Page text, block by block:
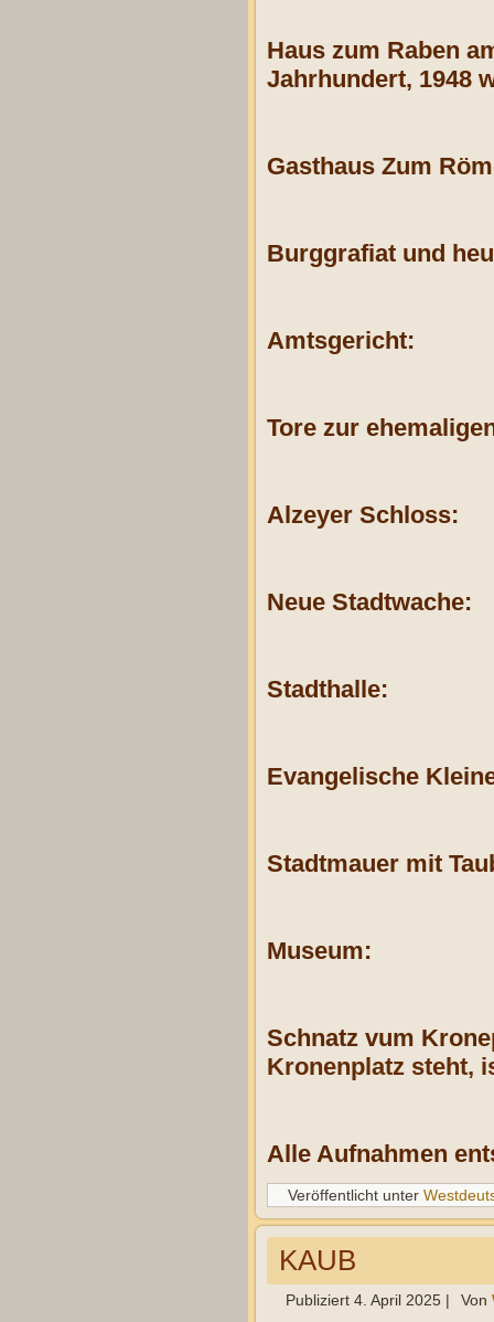
Haus zum Raben
Jahrhundert, 1948
Gasthaus Zum
Burggrafiat und
Amtsgericht:
Tore zur
Alzeyer Schloss:
Neue Stadtwache:
Stadthalle:
Evangelische
Stadtmauer mit
Museum:
Schnatz vum
Kronenplatz steht,
Alle Aufnahmen
Veröffentlicht unter
KAUB
Publiziert 4. April 2025 | Von